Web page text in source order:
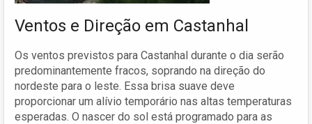
Ventos e Direção em Castanhal
Os ventos previstos para Castanhal durante o dia serão
predominantemente fracos, soprando na direção do
nordeste para o leste. Essa brisa suave deve
proporcionar um alívio temporário nas altas temperaturas
esperadas. O nascer do sol está programado para as